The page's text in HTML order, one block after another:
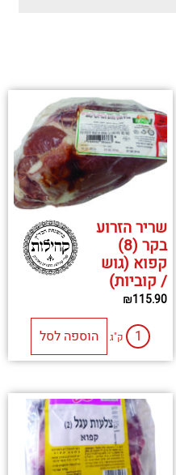
שריר הזרוע
בקר (8)
קפוא (גוש
/ קוביות)
₪115.90
ק"ג הוספה לסל